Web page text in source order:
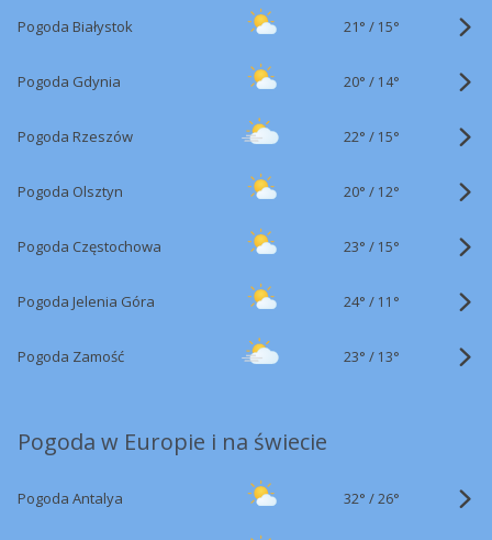
Pogoda Białystok 21° / 15°
Pogoda Gdynia 20° / 14°
Pogoda Rzeszów 22° / 15°
Pogoda Olsztyn 20° / 12°
Pogoda Częstochowa 23° / 15°
Pogoda Jelenia Góra 24° / 11°
Pogoda Zamość 23° / 13°
Pogoda w Europie i na świecie
Pogoda Antalya 32° /26°